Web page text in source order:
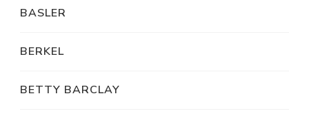
BASLER
BERKEL
BETTY BARCLAY